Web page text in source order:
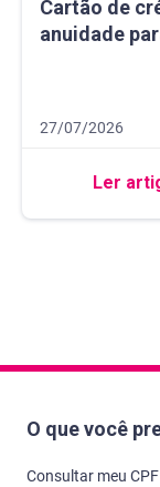
Cartão de
anuidade
Data de
27/07/2026
16 minutos de
Ler
O que você
Consultar meu CPF